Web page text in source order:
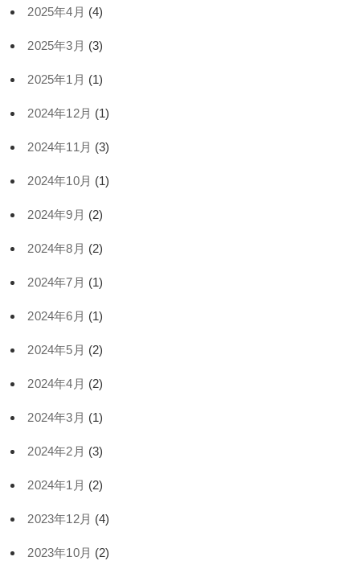
2025年4月 (4)
2025年3月 (3)
2025年1月 (1)
2024年12月 (1)
2024年11月 (3)
2024年10月 (1)
2024年9月 (2)
2024年8月 (2)
2024年7月 (1)
2024年6月 (1)
2024年5月 (2)
2024年4月 (2)
2024年3月 (1)
2024年2月 (3)
2024年1月 (2)
2023年12月 (4)
2023年10月 (2)